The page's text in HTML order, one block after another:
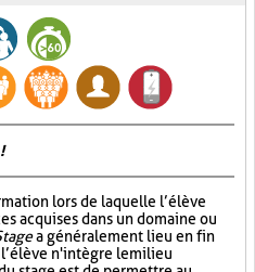
lors de laquelle l’élève
acquises dans un domaine ou
a généralement lieu en fin
n'intègre le milieu